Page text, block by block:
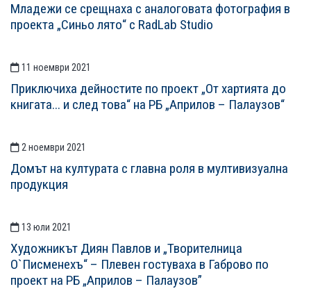
Младежи се срещнаха с аналоговата фотография в
проекта „Синьо лято“ с RadLab Studio
11 ноември 2021
Приключиха дейностите по проект „От хартията до
книгата... и след това“ на РБ „Априлов – Палаузов“
2 ноември 2021
Домът на културата с главна роля в мултивизуална
продукция
13 юли 2021
Художникът Диян Павлов и „Творителница
О`Писменехъ“ – Плевен гостуваха в Габрово по
проект на РБ „Априлов – Палаузов”